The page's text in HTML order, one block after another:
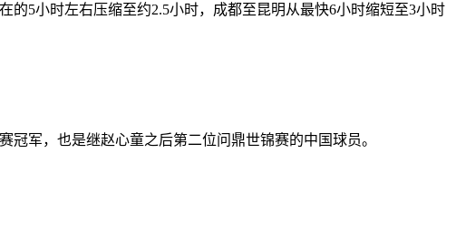
5小时左右压缩至约2.5小时，成都至昆明从最快6小时缩短至3小时
军，也是继赵心童之后第二位问鼎世锦赛的中国球员。